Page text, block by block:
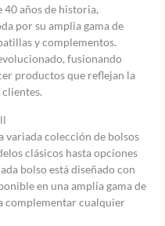
40 años de historia,
por su amplia gama de
y complementos.
fusionando
productos que reflejan la
variada colección de bolsos
clásicos hasta opciones
bolso está diseñado con
en una amplia gama de
complementar cualquier